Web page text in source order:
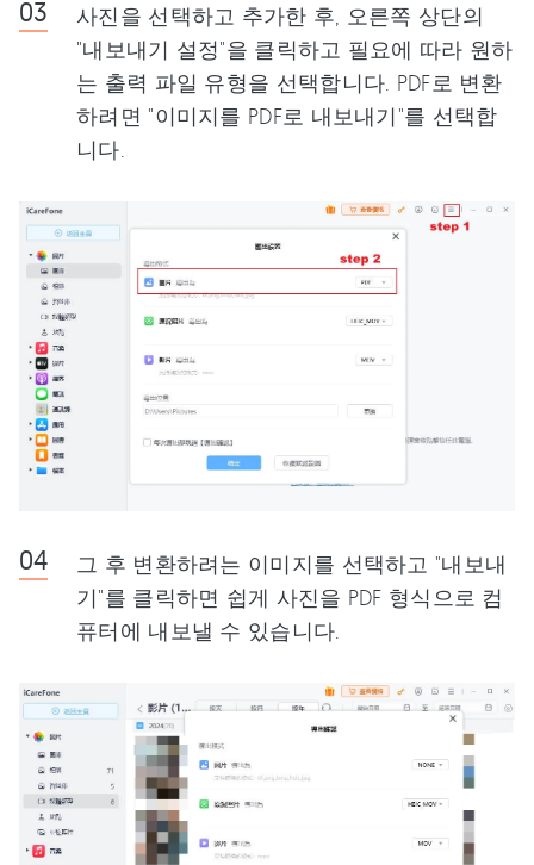
사진을 선택하고 추가한 후, 오른쪽 상단의
"내보내기 설정"을 클릭하고 필요에 따라 원하
는 출력 파일 유형을 선택합니다. PDF로 변환
하려면 "이미지를 PDF로 내보내기"를 선택합
니다.
그 후 변환하려는 이미지를 선택하고 "내보내
기"를 클릭하면 쉽게 사진을 PDF 형식으로 컴
퓨터에 내보낼 수 있습니다.